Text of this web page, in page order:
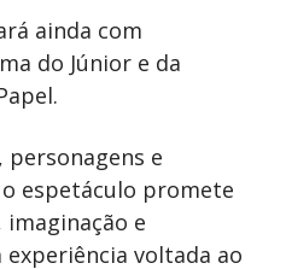
ainda com
do Júnior e da
e
espetáculo promete
e
voltada ao